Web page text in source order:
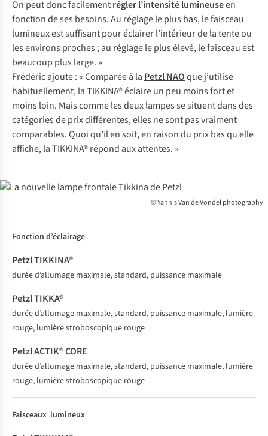
On peut donc facilementrégler l’intensité lumineuseen
fonction de ses besoins. Au réglage le plus bas, le faisceau
lumineux est suffisant pour éclairer l’intérieur de la tente ou
les environs proches ; au réglage le plus élevé, le faisceau est
beaucoup plus large. »
Frédéric ajoute : « Comparée à la Petzl NAOque j’utilise
habituellement, la TIKKINA® éclaire un peu moins fort et
moins loin. Mais comme les deux lampes se situent dans des
catégories de prix différentes, elles ne sont pas vraiment
comparables. Quoi qu’il en soit, en raison du prix bas qu’elle
affiche, la TIKKINA® répond aux attentes. »
© Yannis Van de Vondel photography
TIKKI
NA®
Fonction d’éclairage
durée d’allumage maximale, standard, puissance maximale
durée d’allumage maximale, standard, puissance maximale, lumière
rouge, lumière stroboscopique rouge
durée d’allumage maximale, standard, puissance maximale, lumière
rouge, lumière stroboscopique rouge
Faisceaux lumineux